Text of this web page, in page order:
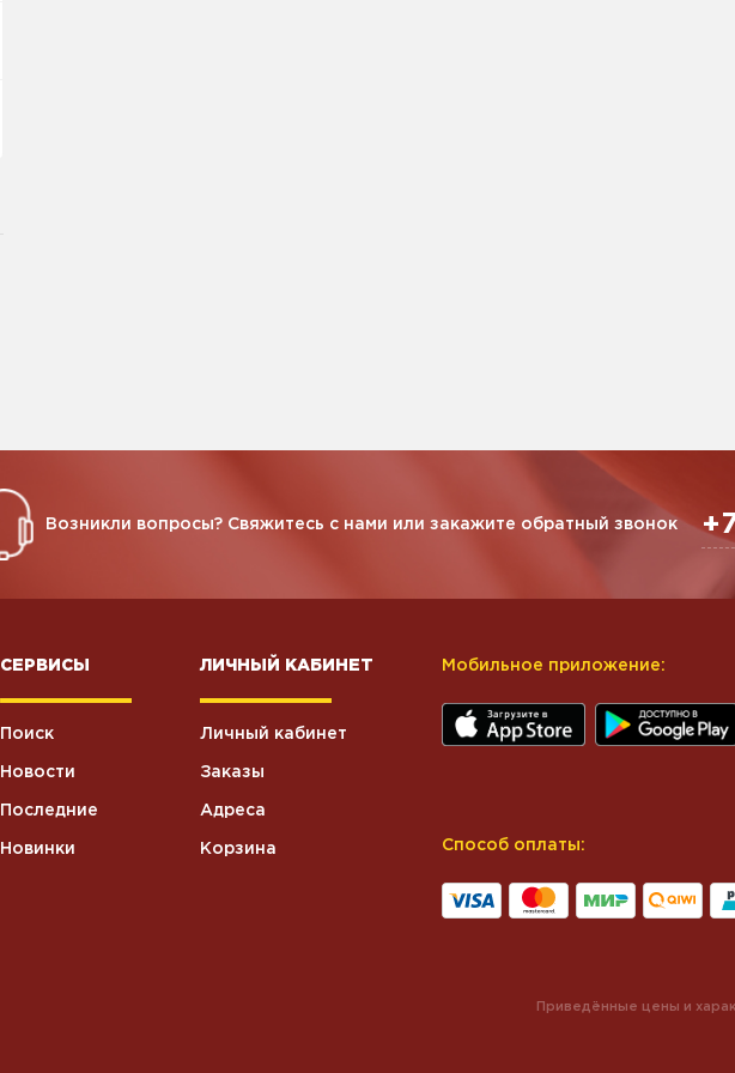
Возникли вопросы? Свяжитесь с нами или закажите обратный звонок
СЕРВИСЫ
Поиск
Новости
Последние
Новинки
ЛИЧНЫЙ КАБИНЕТ
Личный кабинет
Заказы
Адреса
Корзина
Мобильное приложение:
Способ оплаты:
Приведённые цены и